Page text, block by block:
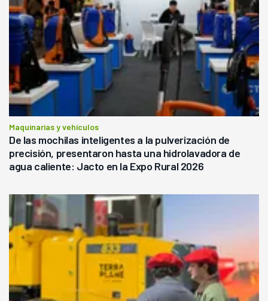
Maquinarias y vehículos
De las mochilas inteligentes a la pulverización de
precisión, presentaron hasta una hidrolavadora de
agua caliente: Jacto en la Expo Rural 2026